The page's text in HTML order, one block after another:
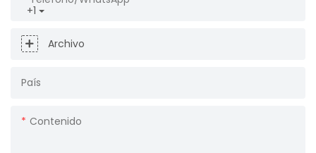
+1
Archivo
País
Contenido